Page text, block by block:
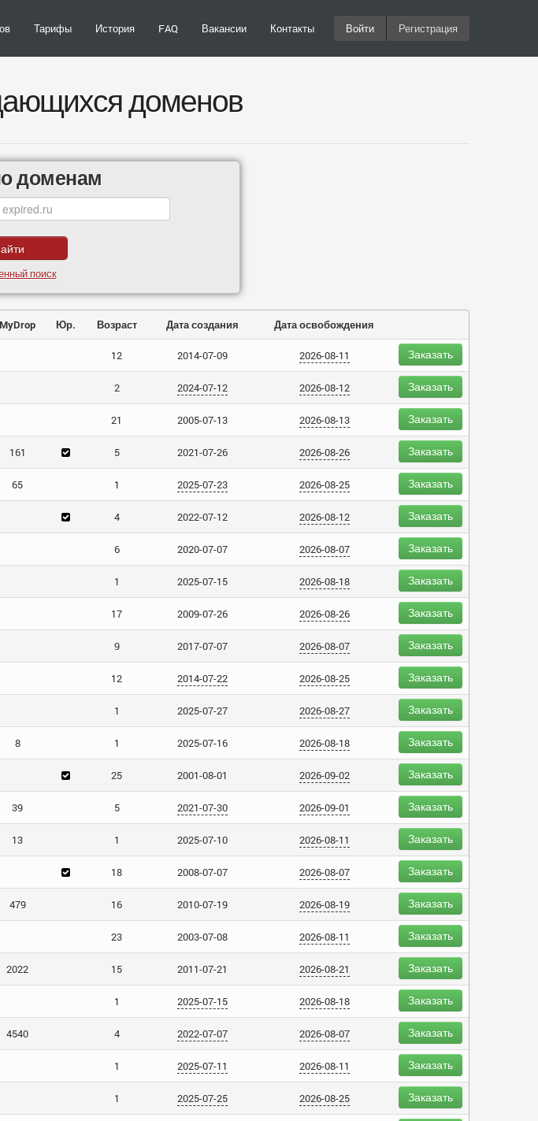
Тарифы История FAQ Вакансии Контакты Войти Регистрация
доменов
доменам
поиск
MyDrop Юр. Возраст Дата создания Дата освобождения
12 2014-07-09 2026-08-11 Заказать
2 2024-07-12 2026-08-12 Заказать
21 2005-07-13 2026-08-13 Заказать
161 5 2021-07-26 2026-08-26 Заказать
65 1 2025-07-23 2026-08-25 Заказать
4 2022-07-12 2026-08-12 Заказать
6 2020-07-07 2026-08-07 Заказать
1 2025-07-15 2026-08-18 Заказать
17 2009-07-26 2026-08-26 Заказать
9 2017-07-07 2026-08-07 Заказать
12 2014-07-22 2026-08-25 Заказать
1 2025-07-27 2026-08-27 Заказать
8 1 2025-07-16 2026-08-18 Заказать
25 2001-08-01 2026-09-02 Заказать
39 5 2021-07-30 2026-09-01 Заказать
13 1 2025-07-10 2026-08-11 Заказать
18 2008-07-07 2026-08-07 Заказать
479 16 2010-07-19 2026-08-19 Заказать
23 2003-07-08 2026-08-11 Заказать
2022 15 2011-07-21 2026-08-21 Заказать
1 2025-07-15 2026-08-18 Заказать
4540 4 2022-07-07 2026-08-07 Заказать
1 2025-07-11 2026-08-11 Заказать
1 2025-07-25 2026-08-25 Заказать